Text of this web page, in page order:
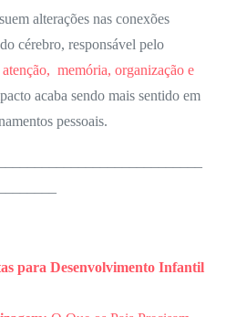
alterações nas conexões
cérebro, responsável pelo
memória, organização e
acaba sendo mais sentido em
pessoais.
para Desenvolvimento Infantil